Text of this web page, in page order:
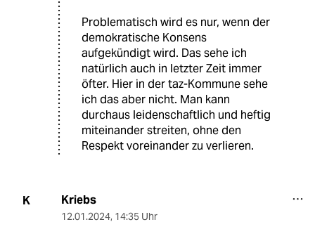
Problematisch wird es nur, wenn der
demokratische Konsens
aufgekündigt wird. Das sehe ich
natürlich auch in letzter Zeit immer
öfter. Hier in der taz-Kommune sehe
ich das aber nicht. Man kann
durchaus leidenschaftlich und heftig
miteinander streiten, ohne den
Respekt voreinander zu verlieren.
K Kriebs
12.01.2024, 14:35 Uhr